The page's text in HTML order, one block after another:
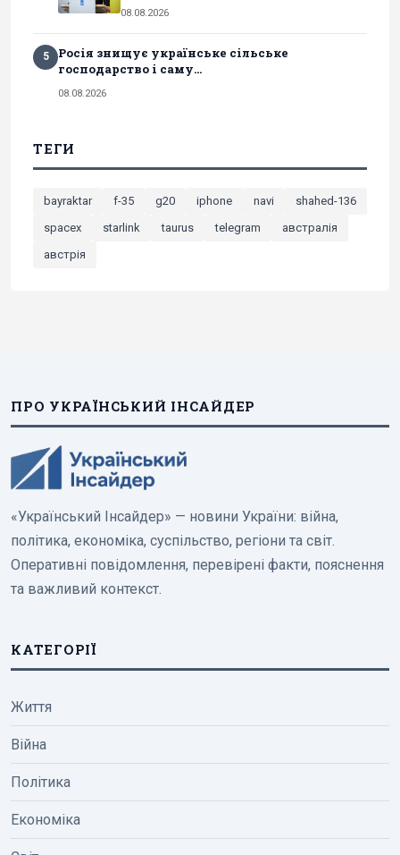
08.08.2026
5
Росія знищує українське сільське
господарство і саму...
08.08.2026
ТЕГИ
bayraktar f-35 g20 iphone navi
shahed-136
spacex
starlink taurus telegram
австралія
австрія
ПРО УКРАЇНСЬКИЙ ІНСАЙДЕР
«Український Інсайдер» — новини України: війна,
політика, економіка, суспільство, регіони та світ.
Оперативні повідомлення, перевірені факти, пояснення
та важливий контекст.
КАТЕГОРІЇ
Життя
Війна
Політика
Економіка